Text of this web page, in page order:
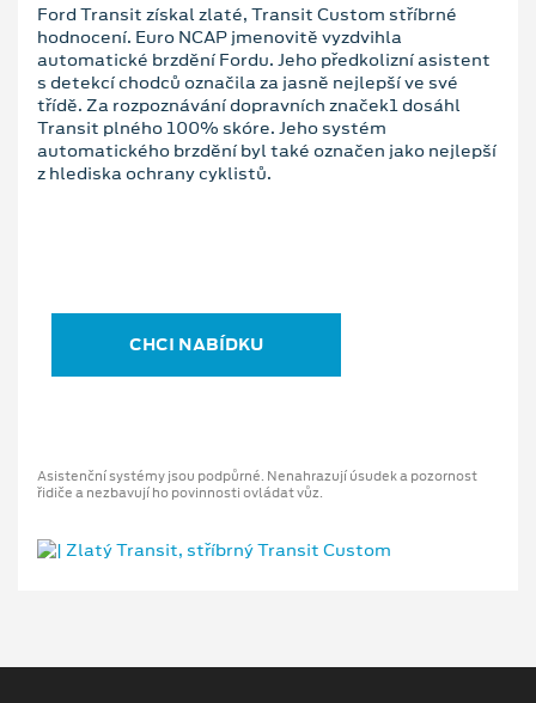
Ford Transit získal zlaté, Transit Custom stříbrné
hodnocení. Euro NCAP jmenovitě vyzdvihla
automatické brzdění Fordu. Jeho předkolizní asistent
s detekcí chodců označila za jasně nejlepší ve své
třídě. Za rozpoznávání dopravních značek1 dosáhl
Transit plného 100% skóre. Jeho systém
automatického brzdění byl také označen jako nejlepší
z hlediska ochrany cyklistů.
CHCI NABÍDKU
Asistenční systémy jsou podpůrné. Nenahrazují úsudek a pozornost
řidiče a nezbavují ho povinnosti ovládat vůz.